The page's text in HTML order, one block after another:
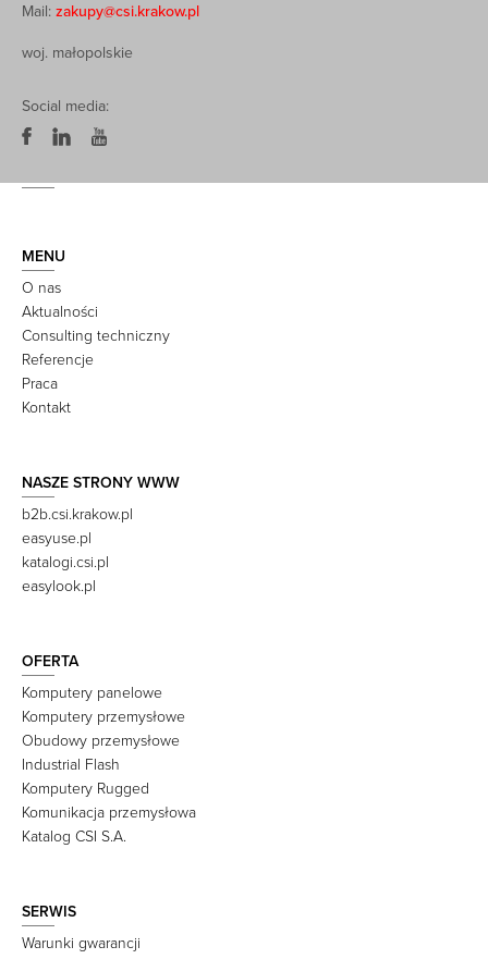
Mail: zakupy@csi.krakow.pl
woj. małopolskie
Social media:
MENU
O nas
Aktualności
Consulting techniczny
Referencje
Praca
Kontakt
NASZE STRONY WWW
b2b.csi.krakow.pl
easyuse.pl
katalogi.csi.pl
easylook.pl
OFERTA
Komputery panelowe
Komputery przemysłowe
Obudowy przemysłowe
Industrial Flash
Komputery Rugged
Komunikacja przemysłowa
Katalog CSI S.A.
SERWIS
Warunki gwarancji